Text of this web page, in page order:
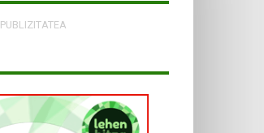
PUBLIZITATEA